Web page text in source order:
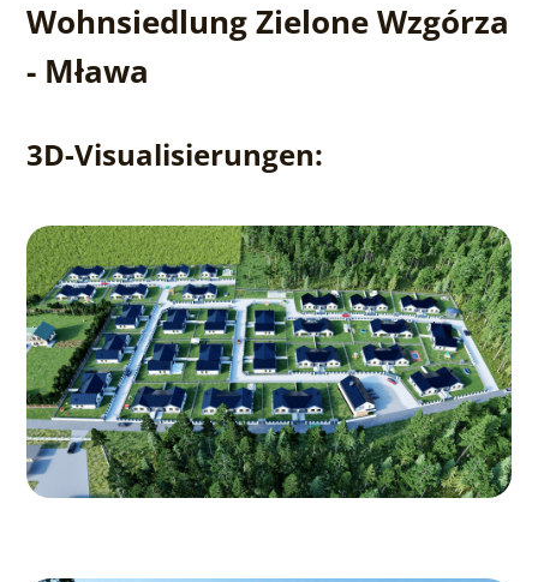
Wohnsiedlung Zielone Wzgórza
- Mława
3D-Visualisierungen: